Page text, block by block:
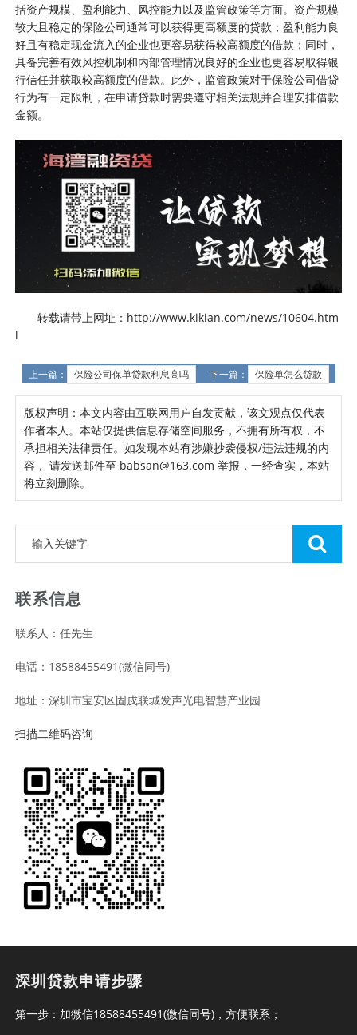
括资产规模、盈利能力、风控能力以及监管政策等方面。资产规模
较大且稳定的保险公司通常可以获得更高额度的贷款；盈利能力良
好且有稳定现金流入的企业也更容易获得较高额度的借款；同时，
具备完善有效风控机制和内部管理情况良好的企业也更容易取得银
行信任并获取较高额度的借款。此外，监管政策对于保险公司借贷
行为有一定限制，在申请贷款时需要遵守相关法规并合理安排借款
金额。
转载请带上网址：http://www.kikian.com/news/10604.htm
l
上一篇： 保险公司保单贷款利息高吗 下一篇： 保险单怎么贷款
版权声明：本文内容由互联网用户自发贡献，该文观点仅代表
作者本人。本站仅提供信息存储空间服务，不拥有所有权，不
承担相关法律责任。如发现本站有涉嫌抄袭侵权/违法违规的内
容， 请发送邮件至 babsan@163.com 举报，一经查实，本站
将立刻删除。
联系信息
联系人：任先生
电话：18588455491(微信同号)
地址：深圳市宝安区固戍联城发声光电智慧产业园
扫描二维码咨询
深圳贷款申请步骤
第一步：加微信18588455491(微信同号)，方便联系；